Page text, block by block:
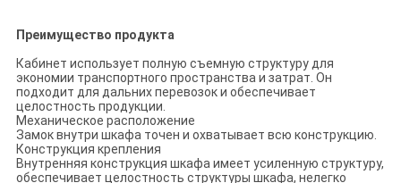
Преимущество продукта
Кабинет использует полную съемную структуру для
экономии транспортного пространства и затрат. Он
подходит для дальних перевозок и обеспечивает
целостность продукции.
Механическое расположение
Замок внутри шкафа точен и охватывает всю конструкцию.
Конструкция крепления
Внутренняя конструкция шкафа имеет усиленную структуру,
обеспечивает целостность структуры шкафа, нелегко